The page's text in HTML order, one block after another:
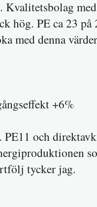
hög. PE ca 23
med denna
+6%
PE11 och
tycker jag.